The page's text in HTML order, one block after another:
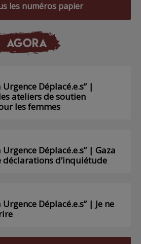
les numéros papier
AGORA
Déplacé.e.s” |
ateliers de soutien
les femmes
Déplacé.e.s” | Gaza
déclarations d’inquiétude
Déplacé.e.s” | Je ne